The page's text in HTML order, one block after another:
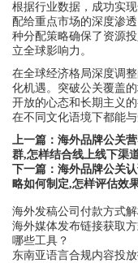
根据行业数据，成功实
配给重点市场的深度渗
种分配策略确保了资源
立全球影响力。
在全球经济格局深度调
化机遇。突破公关覆盖
开放的心态和长期主义
在不同文化语境下都能
上一篇： 海外品牌公关
群,怎样结合线上线下渠
下一篇： 海外品牌公关
略如何制定,怎样评估效
海外发稿公司付款方式
海外媒体发布链接获取
哪些工具？
东南亚语言合规内容投